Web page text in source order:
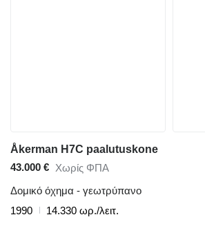
Åkerman H7C paalutuskone
43.000 € Χωρίς ΦΠΑ
Δομικό όχημα - γεωτρύπανο
1990
14.330 ωρ./λειτ.